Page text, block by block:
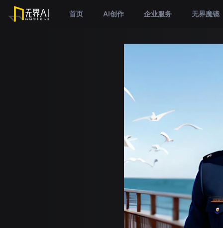
首页 AI创作 企业服务 无界魔镜